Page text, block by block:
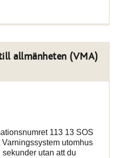
allmänheten (VMA)
113 13 SOS
Varningssystem utomhus
utan att du